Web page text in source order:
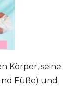
Körper, seine
Füße) und